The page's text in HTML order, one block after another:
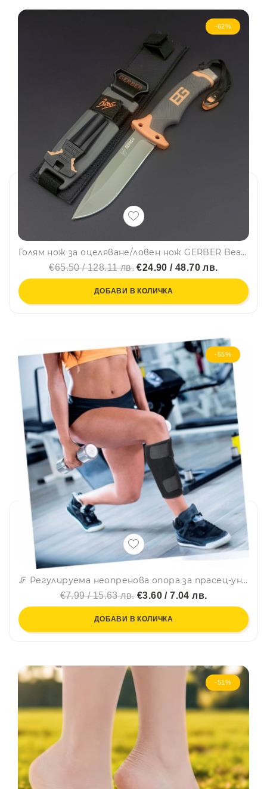
-62%
Голям нож за оцеляване/ловен нож GERBER Bear Grylls с точило на канията, магнезиева запалка и свирка в тактическа кания, за лов
€65.50 / 128.11 лв. €24.90 / 48.70 лв.
ДОБАВИ В КОЛИЧКА
-55%
🦵 Регулируема неопренова опора за прасец-универсален размер -778
€7.99 / 15.63 лв.€3.60 / 7.04 лв.
ДОБАВИ В КОЛИЧКА
-51%